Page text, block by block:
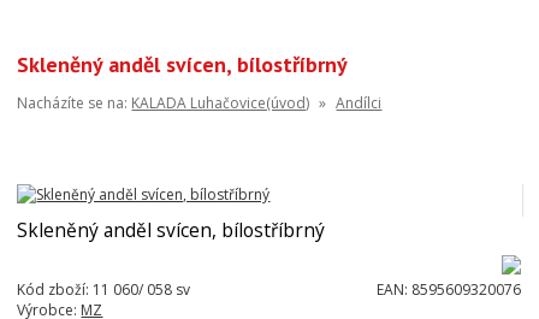
Skleněný anděl svícen, bílostříbrný
Nacházíte se na: KALADA Luhačovice(úvod) » Andílci
Skleněný anděl svícen, bílostříbrný
Kód zboží: 11 060/ 058 sv EAN: 8595609320076
Výrobce: MZ